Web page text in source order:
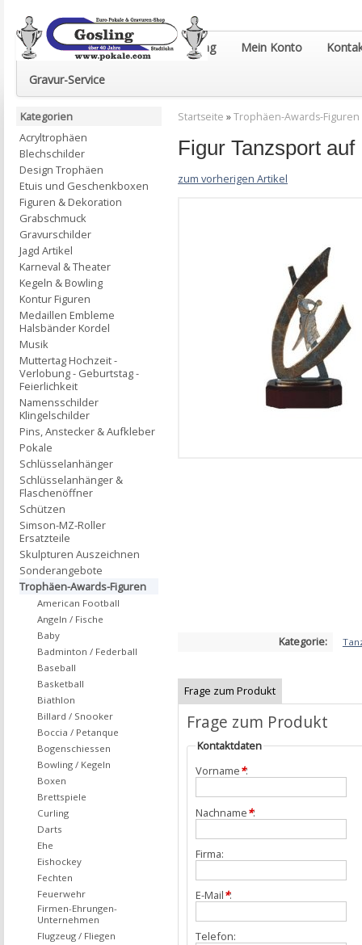
Euro-Pokale & Gravur-Shop Gosling Mein Konto
Gravur-Service
Startseite »Trophäen-Awards-Figuren
Figur Tanzsport
zum vorherigen Artikel
Kategorie:
Frage zum Produkt
Frage zum Produkt
Kontaktdaten
Vorname*:
Nachname*:
Firma:
E-Mail*:
Telefon:
Kategorien
Acryltrophäen
Blechschilder
Design Trophäen
Etuis und Geschenkboxen
Figuren & Dekoration
Grabschmuck
Gravurschilder
Jagd Artikel
Karneval & Theater
Kegeln & Bowling
Kontur Figuren
Medaillen Embleme
Halsbänder Kordel
Musik
Muttertag Hochzeit -
Verlobung - Geburtstag -
Feierlichkeit
Namensschilder
Klingelschilder
Pins, Anstecker & Aufkleber
Pokale
Schlüsselanhänger
Schlüsselanhänger &
Flaschenöffner
Schützen
Simson-MZ-Roller
Ersatzteile
Skulpturen Auszeichnen
Sonderangebote
Trophäen-Awards-Figuren
American Football
Angeln / Fische
Baby
Badminton / Federball
Baseball
Basketball
Biathlon
Billard / Snooker
Boccia / Petanque
Bogenschiessen
Bowling / Kegeln
Boxen
Brettspiele
Curling
Darts
Ehe
Eishockey
Fechten
Feuerwehr
Firmen-Ehrungen-
Unternehmen
Flugzeug / Fliegen